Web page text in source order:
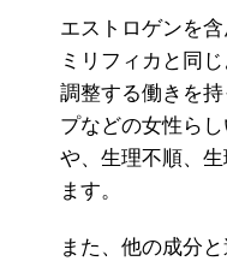
エストロゲンを
ミリフィカと同
調整する働きを
プなどの女性ら
や、生理不順、
ます。
また、他の成分